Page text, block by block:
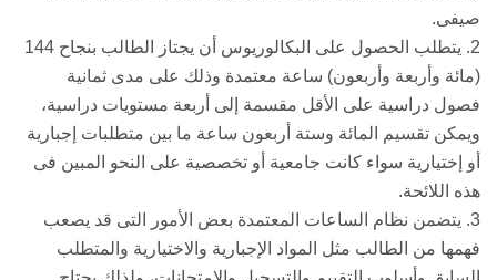
صيفى.
2. يتطلب الحصول على البكالوريوس أن يجتاز الطالب بنجاح 144
(مائة وأربعة وأربعون) ساعة معتمدة وذلك على مدى ثمانية
فصول دراسية على الأقل مقسمة إلى أربعة مستويات دراسية،
ويمكن تقسيم المائة وستة أربعون ساعة ما بين متطلبات إجبارية
أو إختيارية سواء كانت جامعية أو تخصصية على النحو المبين فى
هذه اللائحة.
3. يتضمن نظام الساعات المعتمدة بعض الأمور التى قد يصعب
فهمها من الطالب مثل المواد الإجبارية والاختيارية والمتطلب